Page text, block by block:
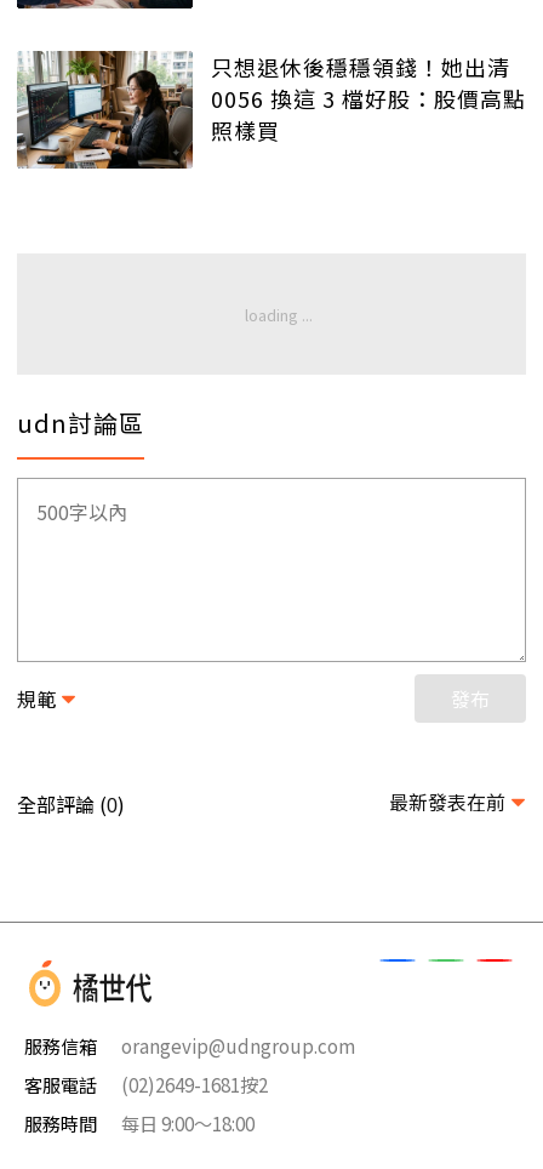
只想退休後穩穩領錢！她出清
0056 換這 3 檔好股：股價高點
照樣買
udn討論區
規範 發布
全部評論 (0) 最新發表在前
服務信箱
orangevip@udngroup.com
客服電話
(02)2649-1681按2
服務時間
每日 9:00～18:00